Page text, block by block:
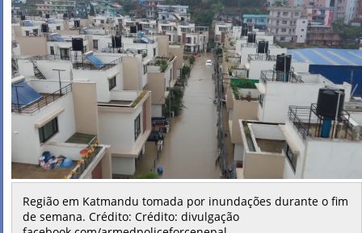
Região em Katmandu tomada por inundações durante o fim
de semana. Crédito: Crédito: divulgação